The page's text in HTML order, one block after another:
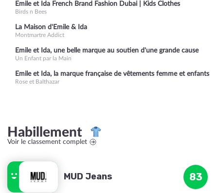
Emile et Ida French Brand Fashion Dubai | Kids Clothes
Birds n Bees
La Maison d'Emile & Ida
Montmartre Addict
Emile et Ida, une belle marque au soutien d'une grande cause
Un Enfant par la Main
Emile et Ida, la marque française de vêtements femme et enfants
Rose et Balthazar
Habillement
Voir le classement complet
MUD Jeans 83